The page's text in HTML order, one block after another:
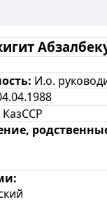
И.о.
КазССР